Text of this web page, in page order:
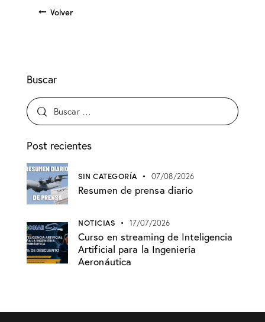
Volver
Buscar
Post recientes
SIN CATEGORÍA 07/08/2026
Resumen de prensa diario
NOTICIAS 17/07/2026
Curso en streaming de Inteligencia
Artificial para la Ingeniería
Aeronáutica